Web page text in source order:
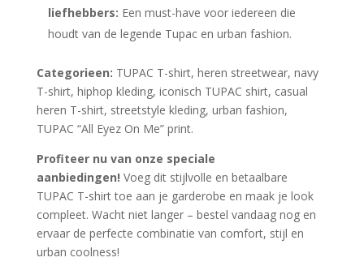
liefhebbers: Een must-have voor iedereen die
houdt van de legende Tupac en urban fashion.
Categorieen: TUPAC T-shirt, heren streetwear, navy
T-shirt, hiphop kleding, iconisch TUPAC shirt, casual
heren T-shirt, streetstyle kleding, urban fashion,
TUPAC “All Eyez On Me” print.
Profiteer nu van onze speciale
aanbiedingen! Voeg dit stijlvolle en betaalbare
TUPAC T-shirt toe aan je garderobe en maak je look
compleet. Wacht niet langer – bestel vandaag nog en
ervaar de perfecte combinatie van comfort, stijl en
urban coolness!